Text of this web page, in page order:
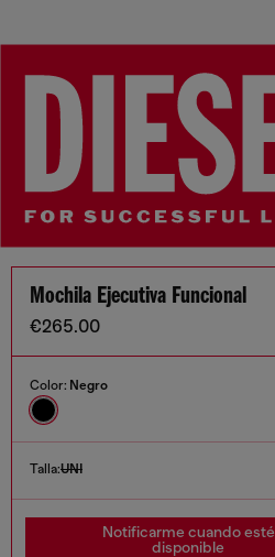
Mochila Ejecutiva Funcional
€265.00
Color: Negro
Talla:UNI
Notificarme cuando esté
disponible